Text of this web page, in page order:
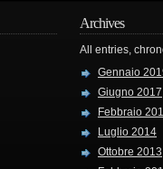
Archives
All entries,
Gennaio
Giugno 2017
Febbraio
Luglio 2014
Ottobre 2013